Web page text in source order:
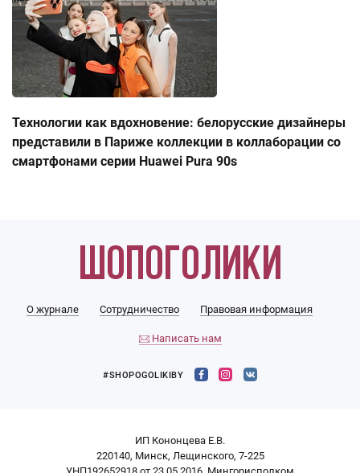
Технологии как вдохновение: белорусские дизайнеры
представили в Париже коллекции в коллаборации со
смартфонами серии Huawei Pura 90s
О журнале Сотрудничество Правовая информация
Написать нам
#SHOPOGOLIKIBY
ИП Кононцева Е.В.
220140, Минск, Лещинского, 7-225